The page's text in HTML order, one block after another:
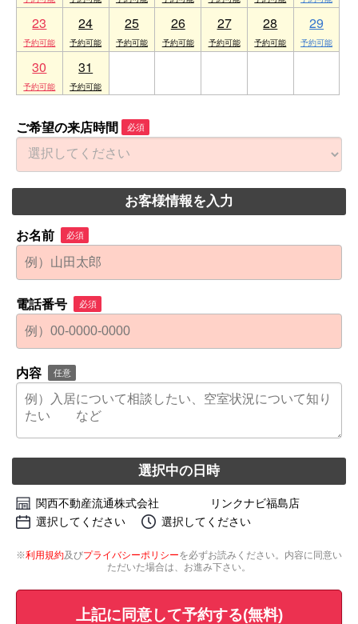
23 24 25 26 27 28 29
30 31
ご希望の来店時間 必須
お客様情報を入力
お名前 必須
電話番号 必須
内容 任意
選択中の日時
関西不動産流通株式会社 リンクナビ福島店
選択してください
選択してください
※利用規約及びプライバシーポリシーを必ずお読みください。内容に同意い
ただいた場合は、お進み下さい。
上記に同意して予約する(無料)